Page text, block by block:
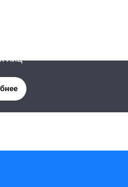
менеджмента и
лиц